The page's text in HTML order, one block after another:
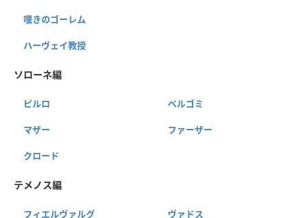
嘆きのゴーレム
ハーヴェイ教授
ソローネ編
ピルロ ベルゴミ
マザー ファーザー
クロード
テメノス編
フィエルヴァルグ ヴァドス